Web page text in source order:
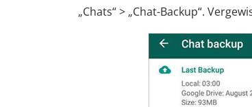
„Chats“ > „Chat-Backup“.